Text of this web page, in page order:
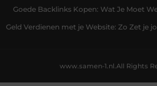
Goede Backlinks Kopen: Wat Je Moet
Geld Verdienen met je Website: Zo Zet je
All Rights
www.samen-1.nl.